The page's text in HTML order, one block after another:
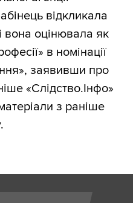
відкликала
вона оцінювала як
в номінації
заявивши про
«Слідство.Інфо»
з раніше